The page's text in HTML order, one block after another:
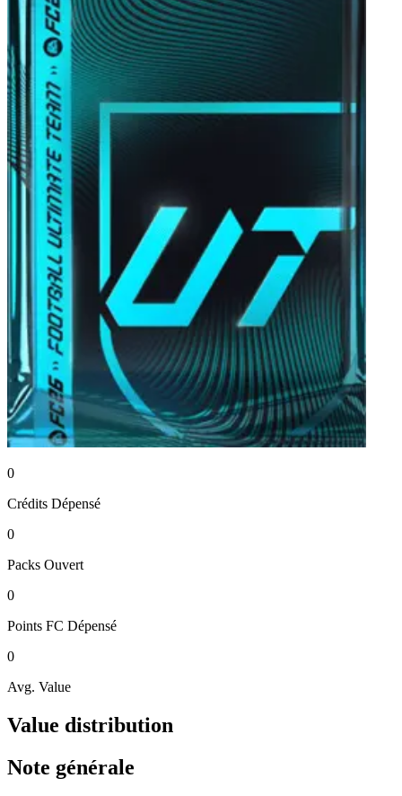
0
Crédits Dépensé
0
Packs Ouvert
0
Points FC Dépensé
0
Avg. Value
Value distribution
Note générale